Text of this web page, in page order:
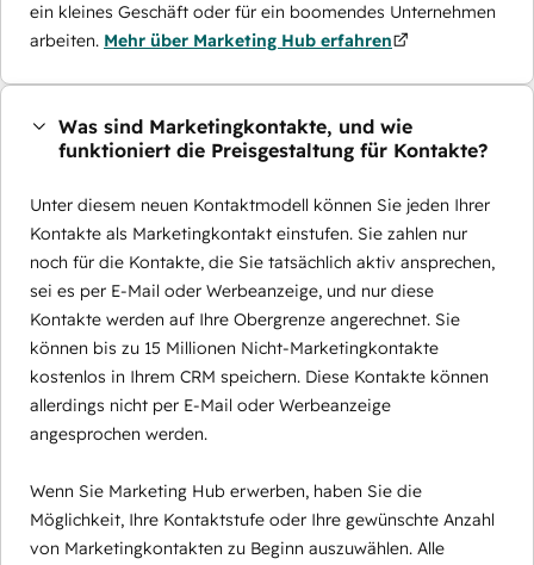
ein kleines Geschäft oder für ein boomendes Unternehmen
arbeiten. Mehr über Marketing Hub erfahren
Was sind Marketingkontakte, und wie
funktioniert die Preisgestaltung für Kontakte?
Unter diesem neuen Kontaktmodell können Sie jeden Ihrer
Kontakte als Marketingkontakt einstufen. Sie zahlen nur
noch für die Kontakte, die Sie tatsächlich aktiv ansprechen,
sei es per E-Mail oder Werbeanzeige, und nur diese
Kontakte werden auf Ihre Obergrenze angerechnet. Sie
können bis zu 15 Millionen Nicht-Marketingkontakte
kostenlos in Ihrem CRM speichern. Diese Kontakte können
allerdings nicht per E-Mail oder Werbeanzeige
angesprochen werden.
Wenn Sie Marketing Hub erwerben, haben Sie die
Möglichkeit, Ihre Kontaktstufe oder Ihre gewünschte Anzahl
von Marketingkontakten zu Beginn auszuwählen. Alle